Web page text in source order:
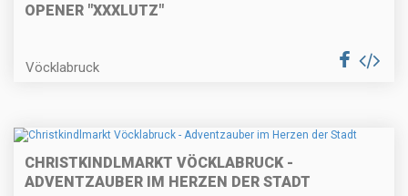
OPENER "XXXLUTZ"
Vöcklabruck
CHRISTKINDLMARKT VÖCKLABRUCK -
ADVENTZAUBER IM HERZEN DER STADT